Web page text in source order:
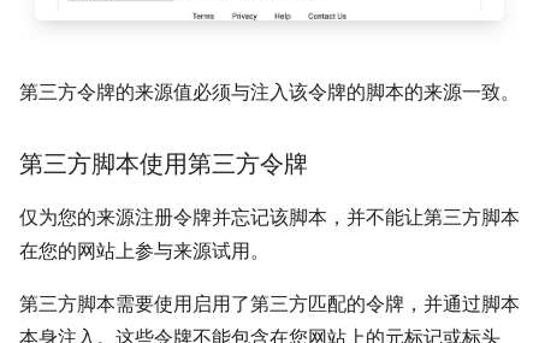
第三方令牌的来源值必须与注入该令牌的脚本的来源一致。
第三方脚本使用第三方令牌
仅为您的来源注册令牌并忘记该脚本，并不能让第三方脚本
在您的网站上参与来源试用。
第三方脚本需要使用启用了第三方匹配的令牌，并通过脚本